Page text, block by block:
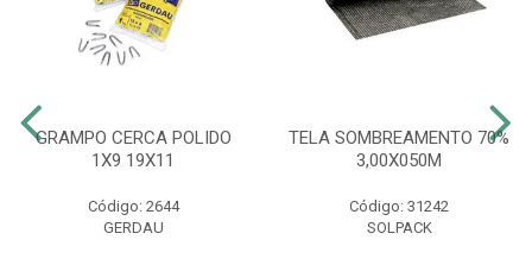
GRAMPO CERCA POLIDO
1X9 19X11
Código: 2644
GERDAU
TELA SOMBREAMENTO 70%
3,00X050M
Código: 31242
SOLPACK